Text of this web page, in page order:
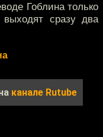
Гоблина только
сразу два
канале Rutube